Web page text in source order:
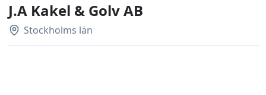
J.A Kakel & Golv AB
Stockholms län